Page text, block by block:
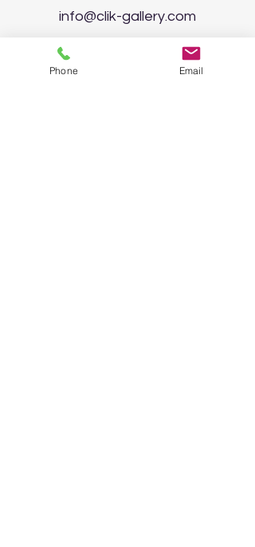
info@clik-gallery.com
Enter your email address
Phone Email